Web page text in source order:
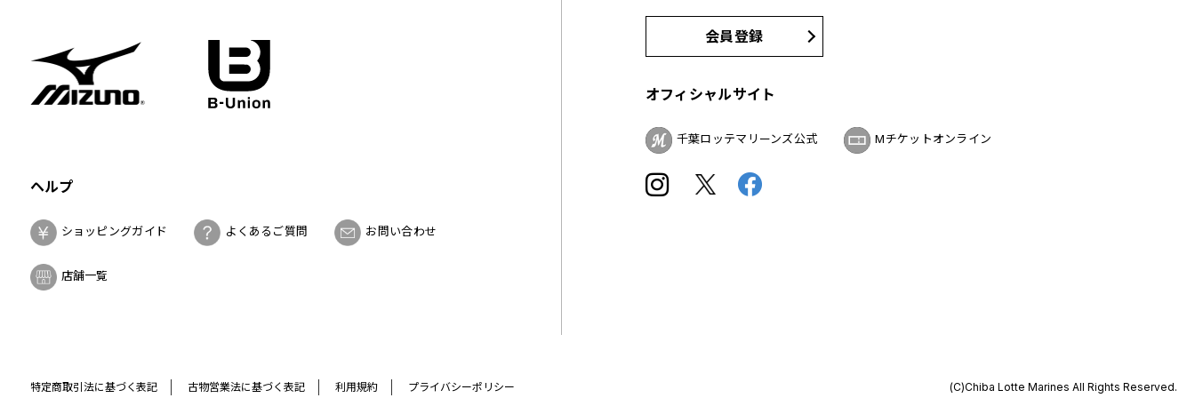
ヘルプ
ショッピングガイド よくあるご質問 お問い合わせ
店舗一覧
会員登録
オフィシャルサイト
千葉ロッテマリーンズ公式 Mチケットオンライン
特定商取引法に基づく表記 古物営業法に基づく表記 利用規約 プライバシーポリシー (C)Chiba Lotte Marines All Rights Reserved.